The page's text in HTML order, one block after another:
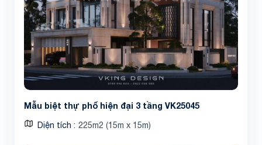
Mẫu biệt thự phố hiện đại 3 tầng VK25045
Diện tích 225m2 (15m x 15m)